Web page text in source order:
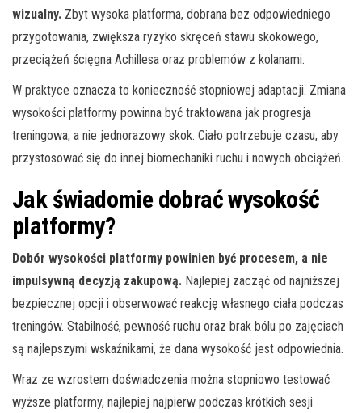
wizualny. Zbyt wysoka platforma, dobrana bez odpowiedniego
przygotowania, zwiększa ryzyko skręceń stawu skokowego,
przeciążeń ścięgna Achillesa oraz problemów z kolanami.
W praktyce oznacza to konieczność stopniowej adaptacji. Zmiana
wysokości platformy powinna być traktowana jak progresja
treningowa, a nie jednorazowy skok. Ciało potrzebuje czasu, aby
przystosować się do innej biomechaniki ruchu i nowych obciążeń.
Jak świadomie dobrać wysokość
platformy?
Dobór wysokości platformy powinien być procesem, a nie
impulsywną decyzją zakupową. Najlepiej zacząć od najniższej
bezpiecznej opcji i obserwować reakcję własnego ciała podczas
treningów. Stabilność, pewność ruchu oraz brak bólu po zajęciach
są najlepszymi wskaźnikami, że dana wysokość jest odpowiednia.
Wraz ze wzrostem doświadczenia można stopniowo testować
wyższe platformy, najlepiej najpierw podczas krótkich sesji